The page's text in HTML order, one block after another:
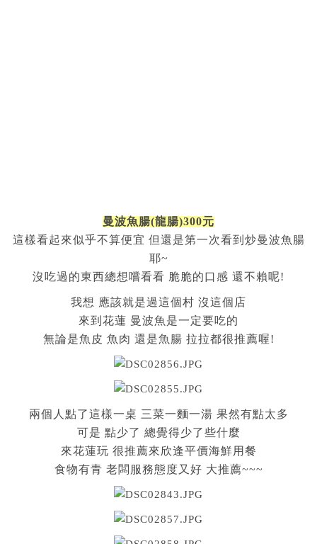
曼波魚腸(龍腸)300元
這樣看起來似乎不算便宜 但還是第一次看到炒曼波魚腸
耶~
沒吃過的東西總想嚐看看 脆脆的口感 還不賴呢!
我想 應該就是過這個村 沒這個店
來到花蓮 曼波魚是一定要吃的
無論是魚皮 魚肉 還是魚腸 拉拉都很推薦喔!
兩個人點了這樣一桌 三菜一麵一湯 果然有點太多
可是 點少了 總覺得少了些什麼
來花蓮玩 很推薦來欣逢平價海鮮用餐
食物有青 老闆服務態度又好 大推薦~~~